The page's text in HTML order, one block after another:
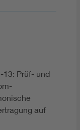
13: Prüf- und
auf